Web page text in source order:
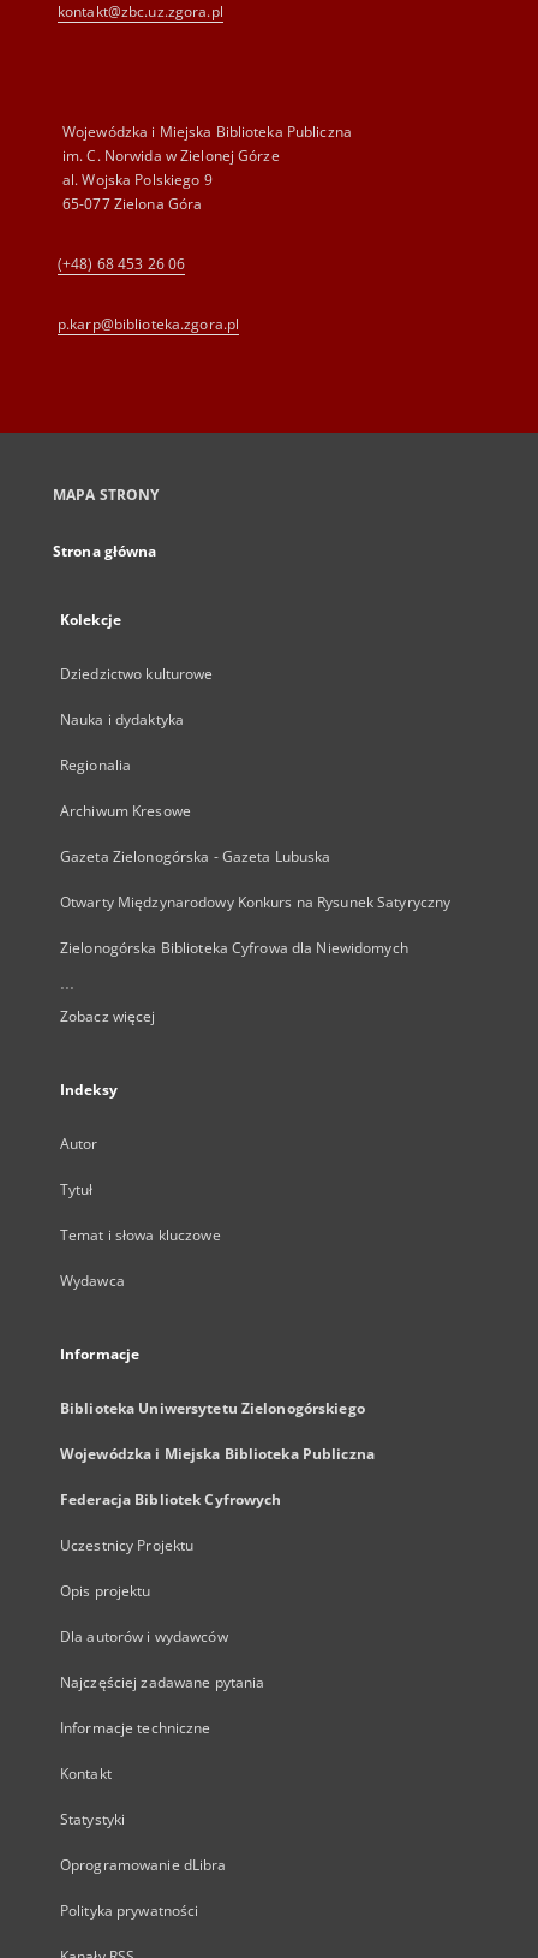
kontakt@zbc.uz.zgora.pl
Wojewódzka i Miejska Biblioteka Publiczna
im. C. Norwida w Zielonej Górze
al. Wojska Polskiego 9
65-077 Zielona Góra
(+48) 68 453 26 06
p.karp@biblioteka.zgora.pl
MAPA STRONY
Strona główna
Kolekcje
Dziedzictwo kulturowe
Nauka i dydaktyka
Regionalia
Archiwum Kresowe
Gazeta Zielonogórska - Gazeta Lubuska
Otwarty Międzynarodowy Konkurs na Rysunek Satyryczny
Zielonogórska Biblioteka Cyfrowa dla Niewidomych
...
Zobacz więcej
Indeksy
Autor
Tytuł
Temat i słowa kluczowe
Wydawca
Informacje
Biblioteka Uniwersytetu Zielonogórskiego
Wojewódzka i Miejska Biblioteka Publiczna
Federacja Bibliotek Cyfrowych
Uczestnicy Projektu
Opis projektu
Dla autorów i wydawców
Najczęściej zadawane pytania
Informacje techniczne
Kontakt
Statystyki
Oprogramowanie dLibra
Polityka prywatności